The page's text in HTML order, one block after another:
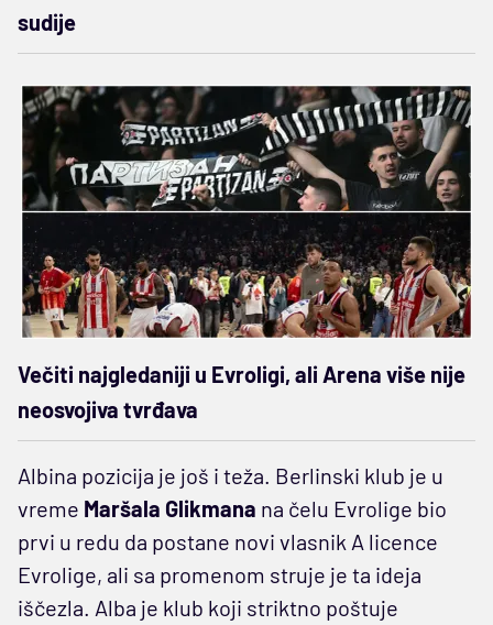
sudije
Večiti najgledaniji u Evroligi, ali Arena više nije
neosvojiva tvrđava
Albina pozicija je još i teža. Berlinski klub je u
vreme Maršala Glikmana na čelu Evrolige bio
prvi u redu da postane novi vlasnik A licence
Evrolige, ali sa promenom struje je ta ideja
iščezla. Alba je klub koji striktno poštuje